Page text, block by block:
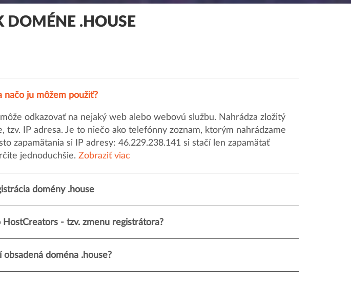
DOMÉNE .HOUSE
načo ju môžem použiť?
odkazovať na nejaký web alebo webovú službu. Nahrádza zložitý
IP adresa. Je to niečo ako telefónny zoznam, ktorým nahrádzame
zapamätania si IP adresy: 46.229.238.141 si stačí len zapamätať
jednoduchšie. Zobraziť viac
domény .house
- tzv. zmenu registrátora?
doména .house?